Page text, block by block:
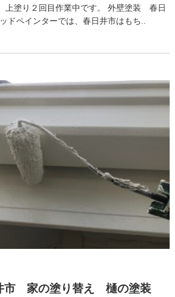
上塗り２回目作業中です。 外壁塗装 春日
ペインターでは、春日井市はもち..
市 家の塗り替え 樋の塗装